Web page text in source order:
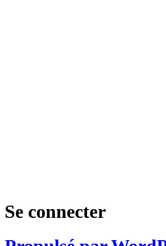
Se connecter